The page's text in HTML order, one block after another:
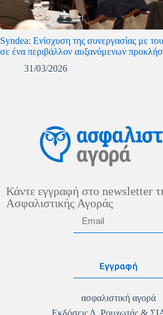
Syndea: Ενίσχυση της συνεργασίας με
σε ένα περιβάλλον αυξανόμενων
31/03/2026
Κάντε εγγραφή στο newsletter
Ασφαλιστικής Αγοράς
Εγγραφή
ασφαλιστική αγορά
Εκδόσεις Δ. Ρουχωτάς &